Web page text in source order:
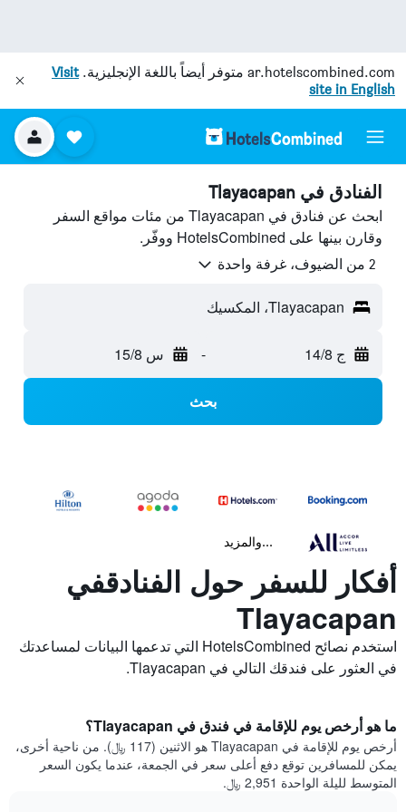
ar.hotelscombined.com متوفر أيضاً باللغة الإنجليزية.Visit
site in English
الفنادق في Tlayacapan
ابحث عن فنادق في Tlayacapan من مئات مواقع السفر
وقارن بينها على HotelsCombined ووفّر.
2 من الضيوف، غرفة واحدة
Tlayacapan، المكسيك
ج 14/8 - س 15/8
بحث
...والمزيد
أفكار للسفر حول الفنادقفي
Tlayacapan
استخدم نصائح HotelsCombined التي تدعمها البيانات لمساعدتك
في العثور على فندقك التالي في Tlayacapan.
ما هو أرخص يوم للإقامة في فندق في Tlayacapan؟
أرخص يوم للإقامة في Tlayacapan هو الاثنين (117 ﷼). من ناحية أخرى،
يمكن للمسافرين توقع دفع أعلى سعر في الجمعة، عندما يكون السعر
المتوسط لليلة الواحدة 2,951 ﷼.